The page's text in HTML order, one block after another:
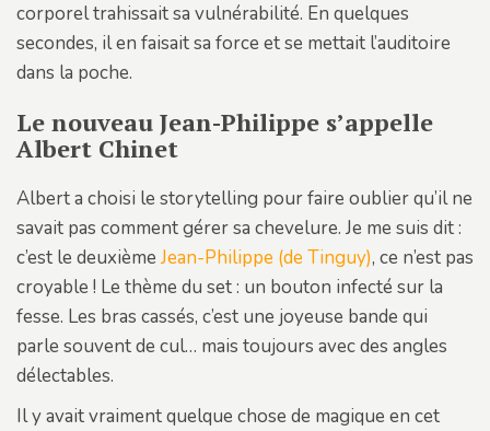
corporel trahissait sa vulnérabilité. En quelques
secondes, il en faisait sa force et se mettait l’auditoire
dans la poche.
Le nouveau Jean-Philippe s’appelle
Albert Chinet
Albert a choisi le storytelling pour faire oublier qu’il ne
savait pas comment gérer sa chevelure. Je me suis dit :
c’est le deuxième Jean-Philippe (de Tinguy), ce n’est pas
croyable ! Le thème du set : un bouton infecté sur la
fesse. Les bras cassés, c’est une joyeuse bande qui
parle souvent de cul… mais toujours avec des angles
délectables.
Il y avait vraiment quelque chose de magique en cet